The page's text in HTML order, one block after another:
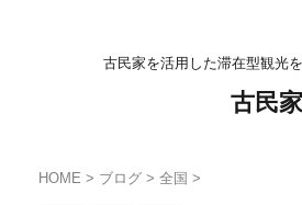
古民家を活用した滞在型観光を
古民
HOME > ブログ > 全国 >